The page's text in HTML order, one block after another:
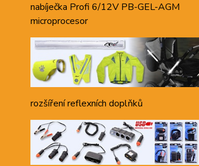
nabíječka Profi 6/12V PB-GEL-AGM
microprocesor
rozšíření reflexních doplňků